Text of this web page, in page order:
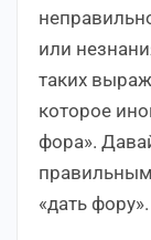
или
таких
которое
фора».
«дать фору».